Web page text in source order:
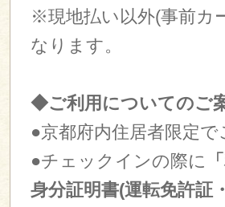
※現地払い以外(事前カ
なります。
◆ご利用についてのご
●京都府内住居者限定
●チェックインの際に
身分証明書(運転免許証